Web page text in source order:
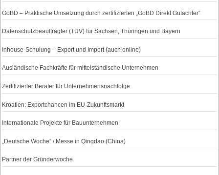
GoBD – Praktische Umsetzung durch zertifizierten „GoBD Direkt Gutachter“
Datenschutzbeauftragter (TÜV) für Sachsen, Thüringen und Bayern
Inhouse-Schulung – Export und Import (auch online)
Ausländische Fachkräfte für mittelständische Unternehmen
Zertifizierter Berater für Unternehmensnachfolge
Kroatien: Exportchancen im EU-Zukunftsmarkt
Internationale Projekte für Bauunternehmen
„Deutsche Woche“ / Messe in Qingdao (China)
Partner der Gründerwoche